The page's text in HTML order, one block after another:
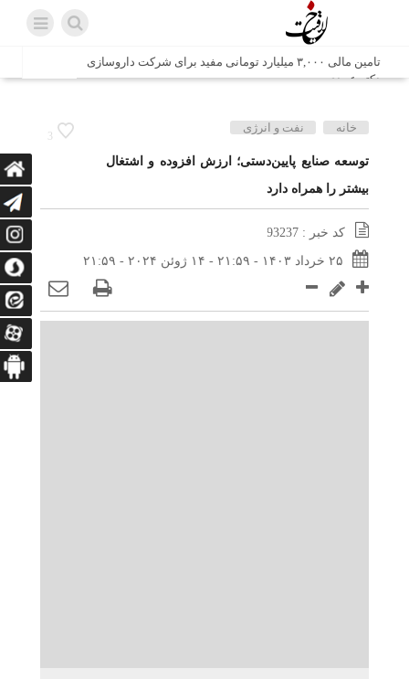
تامین مالی ۳,۰۰۰ میلیارد تومانی مفید برای شرکت داروسازی
دکتر عبیدی
شش وزیر کابینه پاکستان با حضور در سفارت ایران در اسلام
اتابک: ظرفیت های جدید همکاری‌های تجاری ایران و پاکستان با
محوریت بخش خصوصی فعال می‌شود
در مسیر جا‌مانده‌ها، دل‌ها به کربلا رسیده است
وزیر صمت خواستار پیگیری کانتینرهای ایرانی در بندر کراچی
شد / تجارت ۱۰ میلیارد دلاری ایران و پاکستان
3
خانه نفت و انرژی
توسعه صنایع پایین‌دستی؛ ارزش افزوده و اشتغال
بیشتر را همراه دارد
کد خبر : 93237
۲۵ خرداد ۱۴۰۳ - ۲۱:۵۹ - ۱۴ ژوئن ۲۰۲۴ - ۲۱:۵۹